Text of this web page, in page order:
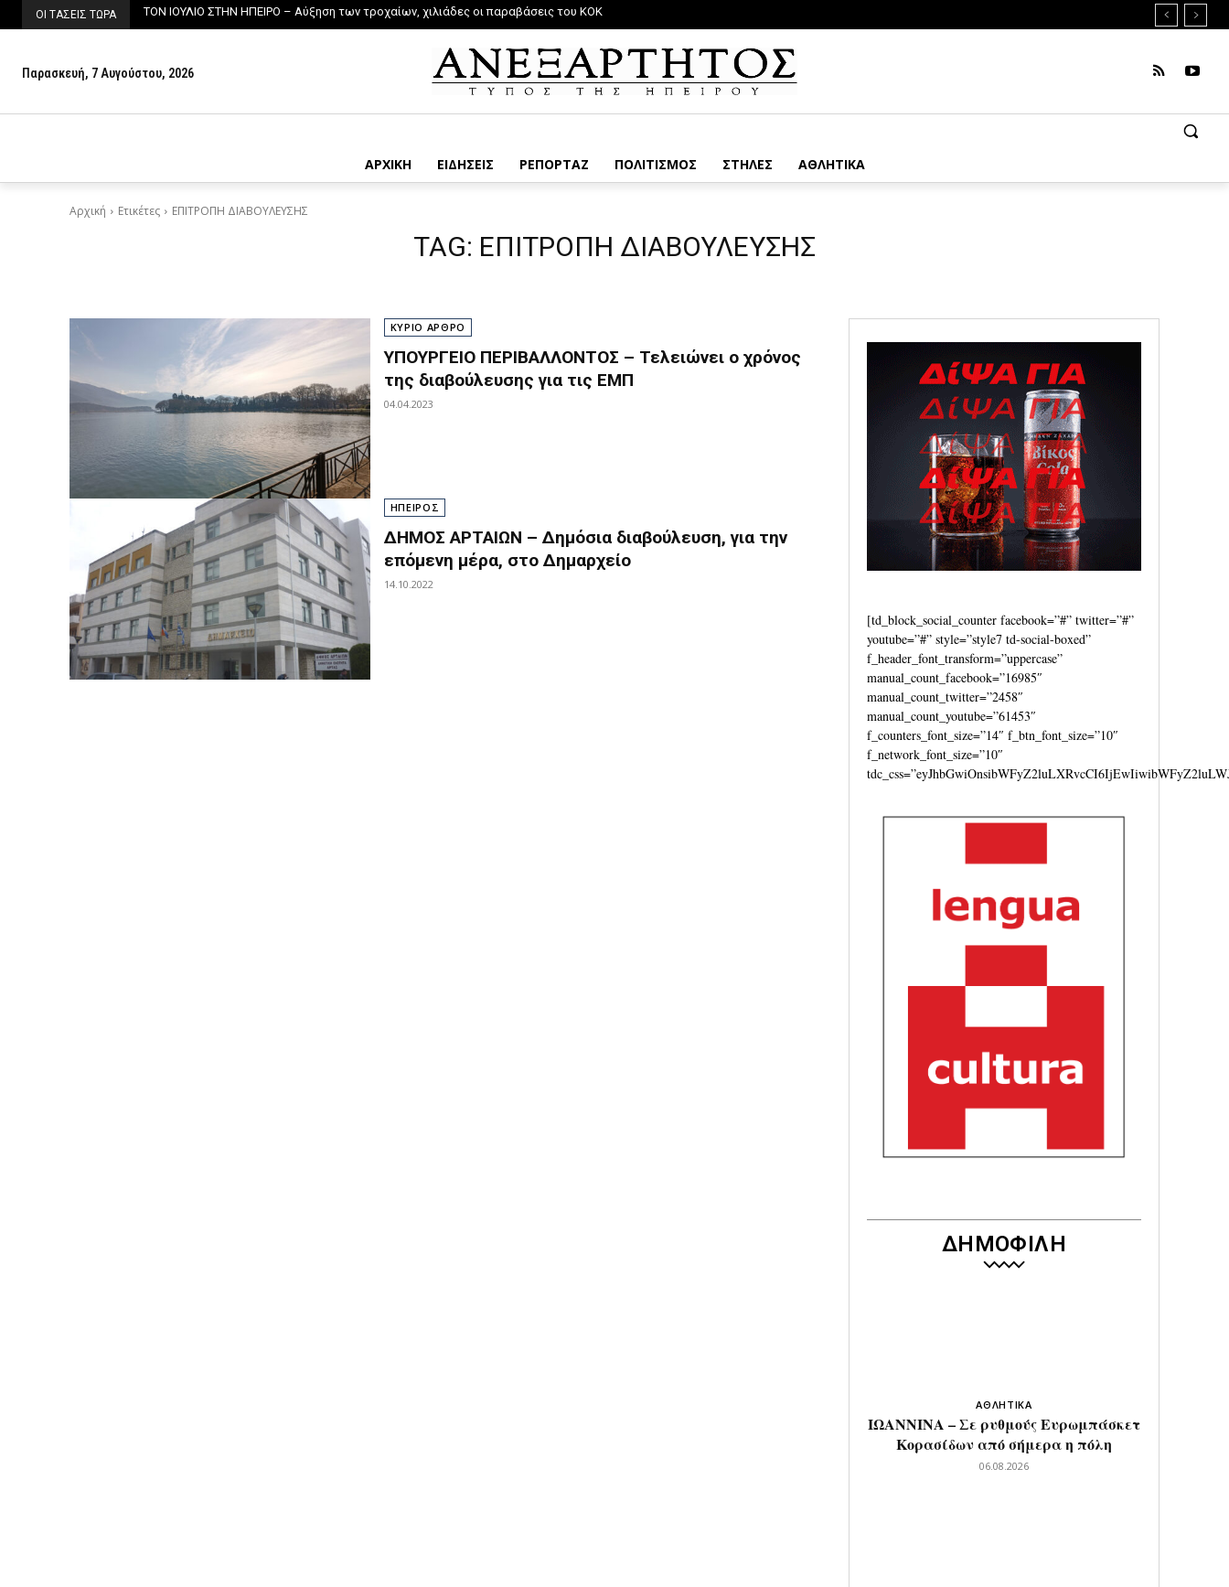
ΟΙ ΤΑΣΕΙΣ ΤΩΡΑ ΤΟΝ ΙΟΥΛΙΟ ΣΤΗΝ ΗΠΕΙΡΟ – Αύξηση των τροχαίων, χιλιάδες οι παραβάσεις του ΚΟΚ
Παρασκευή, 7 Αυγούστου, 2026
ΑΡΧΙΚΗ ΕΙΔΗΣΕΙΣ ΡΕΠΟΡΤΑΖ ΠΟΛΙΤΙΣΜΟΣ ΣΤΗΛΕΣ ΑΘΛΗΤΙΚΑ
Αρχική Ετικέτες ΕΠΙΤΡΟΠΗ ΔΙΑΒΟΥΛΕΥΣΗΣ
TAG: ΕΠΙΤΡΟΠΗ ΔΙΑΒΟΥΛΕΥΣΗΣ
ΚΥΡΙΟ ΑΡΘΡΟ
ΥΠΟΥΡΓΕΙΟ ΠΕΡΙΒΑΛΛΟΝΤΟΣ – Τελειώνει ο χρόνος
της διαβούλευσης για τις ΕΜΠ
04.04.2023
ΗΠΕΙΡΟΣ
ΔΗΜΟΣ ΑΡΤΑΙΩΝ – Δημόσια διαβούλευση, για την
επόμενη μέρα, στο Δημαρχείο
14.10.2022
[td_block_social_counter facebook=”#” twitter=”#”
youtube=”#” style=”style7 td-social-boxed”
f_header_font_transform=”uppercase”
manual_count_facebook=”16985″
manual_count_twitter=”2458″
manual_count_youtube=”61453″
f_counters_font_size=”14″ f_btn_font_size=”10″
f_network_font_size=”10″
ΔΗΜΟΦΙΛΗ
ΑΘΛΗΤΙΚΑ
ΙΩΑΝΝΙΝΑ – Σε ρυθμούς Ευρωμπάσκετ
Κορασίδων από σήμερα η πόλη
06.08.2026